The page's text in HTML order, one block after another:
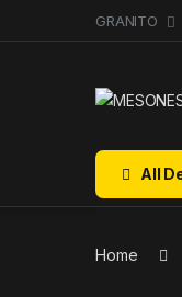
GRANITO
All
Home